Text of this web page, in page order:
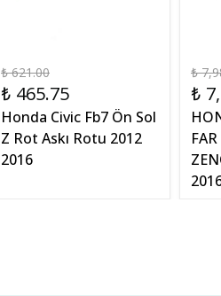
₺ 621.00
₺ 465.75
Honda Civic Fb7 Ön Sol
Z Rot Askı Rotu 2012
2016
₺
₺